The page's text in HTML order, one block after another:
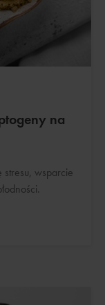
na
wsparcie